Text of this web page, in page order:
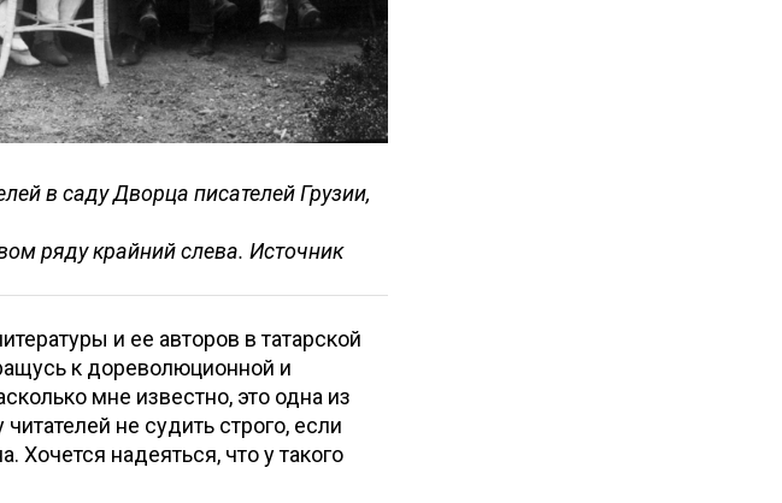
в саду Дворца писателей Грузии,
ряду крайний слева. Источник
и ее авторов в татарской
к дореволюционной и
мне известно, это одна из
не судить строго, если
Хочется надеяться, что у такого